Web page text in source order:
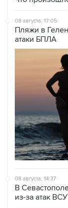
08 августа, 17:05
Пляжи в
атаки БПЛА
08 августа, 14:37
В
из-за атак ВСУ